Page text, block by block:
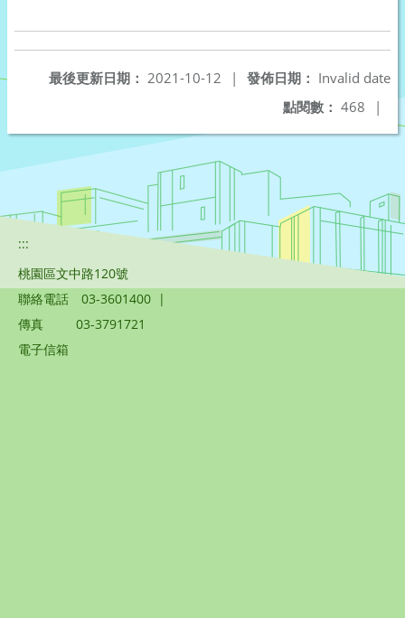
發佈日期： Invalid date
最後更新日期： 2021-10-12
|
點閱數： 468 |
:::
桃園區文中路120號
聯絡電話
03-3601400 |
傳真
03-3791721
電子信箱